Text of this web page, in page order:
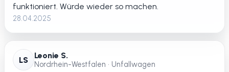
funktioniert. Würde wieder so machen.
28.04.2025
LS Leonie S.
Nordrhein-Westfalen • Unfallwagen